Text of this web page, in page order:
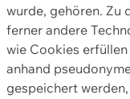
wurde, gehören. Zu
ferner andere
wie Cookies
anhand
gespeichert